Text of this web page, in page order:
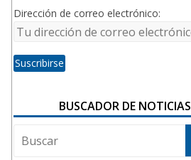
Dirección de correo electrónico:
BUSCADOR DE NOTICIAS